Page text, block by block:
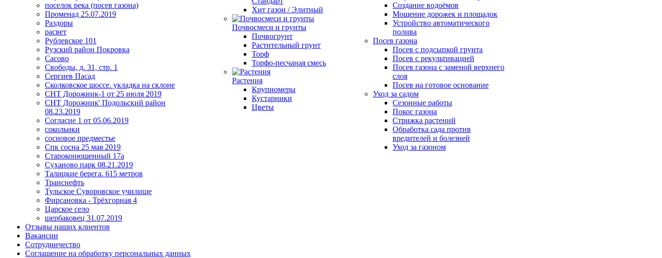
поселок река (посев газона)
Променад 25.07.2019
Раздоры
расвет
Рублевское 101
Рузский район Покровка
Сасово
Свободы, д. 31, стр. 1
Сергиев Пасад
Сколковское шоссе. укладка на склоне
СНТ Дорожник-1 от 25 июля 2019
СНТ Дорожник' Подольский район
08.23.2019
Согласие 1 от 05.06.2019
сокольнки
сосновое предместье
Спк сосна 25 мая 2019
Староконюшенный 17а
Суханово парк 08.21.2019
Талицкие берега. 615 метров
Транснефть
Тульское Суворовское училище
Фирсановка - Трёхгорная 4
Царское село
щербаковец 31.07.2019
Отзывы наших клиентов
Вакансии
Сотрудничество
Соглашение на обработку персональных данных
Хит газон / Элитный
Почвосмеси и грунты
Почвогрунт
Растительный грунт
Торф
Торфо-песчаная смесь
Растения
Крупномеры
Кустарники
Цветы
Создание водоёмов
Мощение дорожек и площадок
Устройство автоматического
полива
Посев газона
Посев с подсыпкой грунта
Посев с рекультивацией
Посев газона с заменой верхнего
слоя
Посев на готовое основание
Уход за садом
Сезонные работы
Покос газона
Стрижка растений
Обработка сада против
вредителей и болезней
Уход за газоном